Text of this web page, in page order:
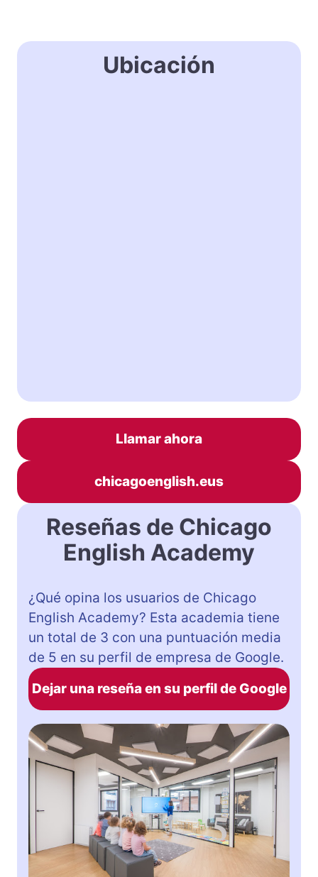
Ubicación
Llamar ahora
chicagoenglish.eus
Reseñas de Chicago
English Academy
¿Qué opina los usuarios de Chicago
English Academy? Esta academia tiene
un total de 3 con una puntuación media
de 5 en su perfil de empresa de Google.
Dejar una reseña en su perfil de Google